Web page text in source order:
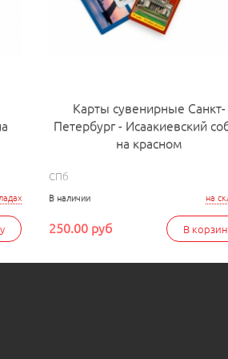
Карты сувенирные Санкт-
Петербург - Исаакиевский
на красном
СПб
на
В наличии
В
250.00 руб